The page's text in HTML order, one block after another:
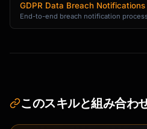
GDPR Data Breach
End-to-end breach notification
このスキルと組み合わ